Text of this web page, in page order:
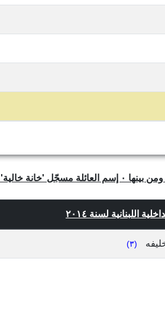
اللبنانية لسنة ٢٠١٤
(٣)